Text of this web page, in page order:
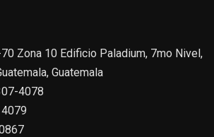
Zona 10 Edificio Paladium, 7mo Nivel,
Guatemala
4078